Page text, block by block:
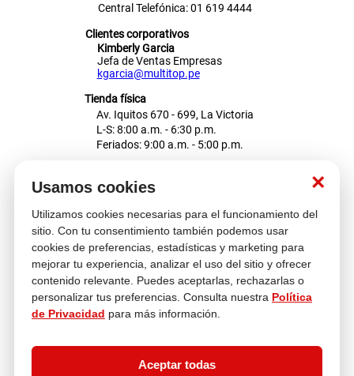
×
Usamos cookies
Utilizamos cookies necesarias para el funcionamiento del
sitio. Con tu consentimiento también podemos usar
cookies de preferencias, estadísticas y marketing para
mejorar tu experiencia, analizar el uso del sitio y ofrecer
contenido relevante. Puedes aceptarlas, rechazarlas o
personalizar tus preferencias. Consulta nuestra Política
de Privacidad para más información.
Aceptar todas
Central Telefónica: 01 619 4444
Clientes corporativos
Kimberly Garcia
Jefa de Ventas Empresas
kgarcia@multitop.pe
Tienda física
Av. Iquitos 670 - 699, La Victoria
L-S: 8:00 a.m. - 6:30 p.m.
Feriados: 9:00 a.m. - 5:00 p.m.
Atención al cliente
Descubre más